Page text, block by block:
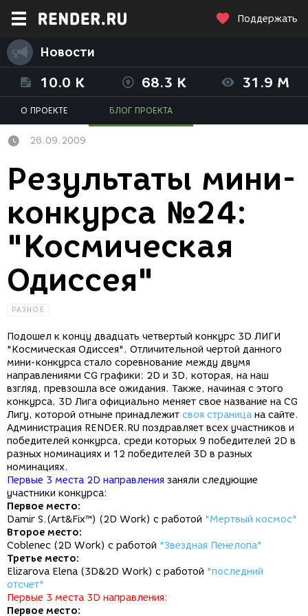
Поддержать
Новости
10.0 K 68.3 K 31.9 M
О ПРОЕКТЕ БЛОГ ПРОЕКТА
26.09.2009
Результаты мини-
конкурса №24:
"Космическая
Одиссея"
РАЗНОЕ
Подошел к концу двадцать четвертый конкурс 3D ЛИГИ
"Космическая Одиссея". Отличительной чертой данного
мини-конкурса стало соревнование между двумя
направлениями CG графики: 2D и 3D, которая, на наш
взгляд, превзошла все ожидания. Также, начиная с этого
конкурса, 3D Лига официально меняет свое название на CG
Лигу, которой отныне принадлежит своя страница на сайте.
Администрация RENDER.RU поздравляет всех участников и
победителей конкурса, среди которых 9 победителей 2D в
разных номинациях и 12 победителей 3D в разных
номинациях.
Первые 3 места 2D направления заняли следующие
участники конкурса:
Первое место:
Damir S.(Art&Fix™) (2D Work) с работой "Мертвый космос"
Второе место:
Coblenec (2D Work) с работой "Звездная Пенелопа"
Третье место:
Elizarova Elena (3D&2D Work) с работой "последний
отсчет"
Первые 3 места 3D направления:
Первое место: